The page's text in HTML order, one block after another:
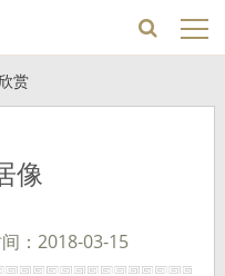
赏
像
：2018-03-15